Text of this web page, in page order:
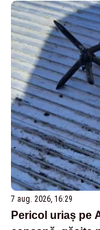
7 aug. 2026, 16:29
Pericol uriaș pe